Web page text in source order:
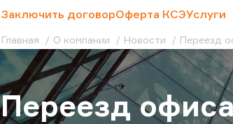
Заключить договорОферта КСЭУслуги
Главная О компании Новости Переезд
Переезд